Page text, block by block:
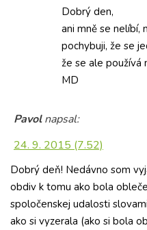
Dobrý den,
ani mně se nelíbí,
pochybuji, že se
že se ale používá
MD
Pavol napsal:
24. 9. 2015 (7.52)
Dobrý deň! Nedávno som
obdiv k tomu ako bola
spoločenskej udalosti
ako si vyzerala (ako si bola